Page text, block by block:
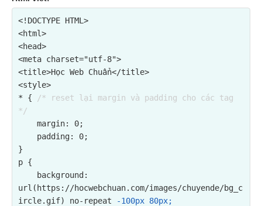
<!DOCTYPE HTML>
<html>
<head>
<meta charset="utf-8">
<title>Học Web Chuẩn</title>
<style>
* {
/* reset lại margin và padding cho các tag
*/
}
p {
background:
url(https://hocwebchuan.com/images/chuyende/bg_c
ircle.gif) no-repeat
-100px 80px;